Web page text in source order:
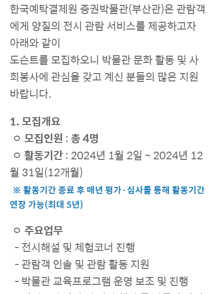
한국예탁결제원 증권박물관(부산관)은 관람객
에게 양질의 전시 관람 서비스를 제공하고자
아래와 같이
도슨트를 모집하오니 박물관 문화 활동 및 사
회봉사에 관심을 갖고 계신 분들의 많은 지원
바랍니다.
1. 모집개요
ㅇ 모집인원 : 총 4명
ㅇ 활동기간: 2024년 1월 2일 ~ 2024년 12
월 31일(12개월)
※ 활동기간 종료 후 매년 평가·심사를 통해 활동기간
연장 가능(최대 5년)
ㅇ 주요업무
- 전시해설 및 체험코너 진행
- 관람객 인솔 및 관람 활동 지원
- 박물관 교육프로그램 운영 보조 및 진행